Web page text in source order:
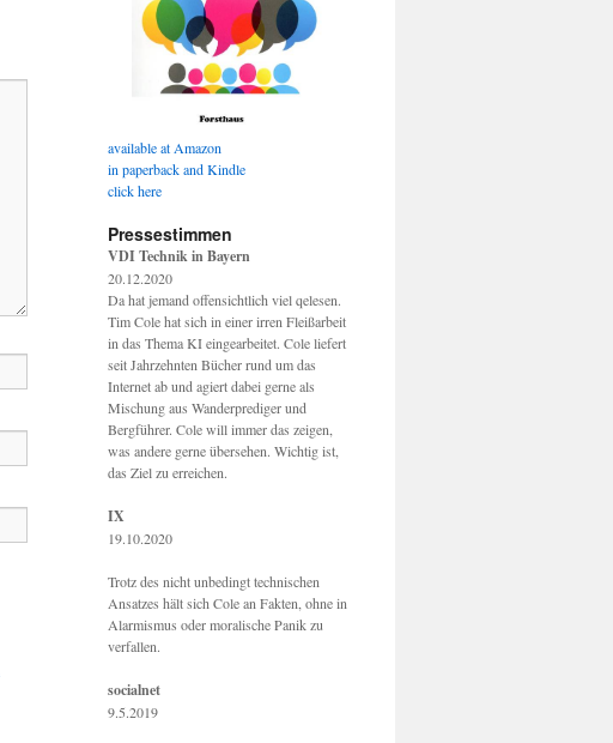
available at Amazon
in paperback and Kindle
click here
Pressestimmen
VDI Technik in Bayern
20.12.2020
Da hat jemand offensichtlich viel qelesen.
Tim Cole hat sich in einer irren Fleißarbeit
in das Thema KI eingearbeitet. Cole liefert
seit Jahrzehnten Bücher rund um das
Internet ab und agiert dabei gerne als
Mischung aus Wanderprediger und
Bergführer. Cole will immer das zeigen,
was andere gerne übersehen. Wichtig ist,
das Ziel zu erreichen.
IX
19.10.2020
Trotz des nicht unbedingt technischen
Ansatzes hält sich Cole an Fakten, ohne in
Alarmismus oder moralische Panik zu
verfallen.
socialnet
9.5.2019